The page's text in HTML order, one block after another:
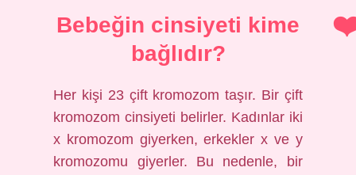
Bebeğin cinsiyeti kime
bağlıdır?
Her kişi 23 çift kromozom taşır. Bir çift
kromozom cinsiyeti belirler. Kadınlar iki
x kromozom giyerken, erkekler x ve y
kromozomu giyerler. Bu nedenle, bir